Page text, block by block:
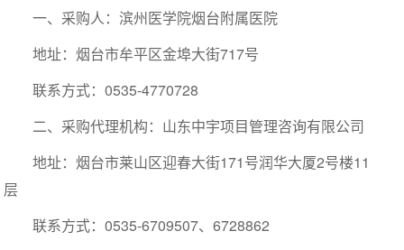
一、采购人：滨州医学院烟台附属医院
地址：烟台市牟平区金埠大街717号
联系方式：0535-4770728
二、采购代理机构：山东中宇项目管理咨询有限公司
地址：烟台市莱山区迎春大街171号润华大厦2号楼11
层
联系方式：0535-6709507、6728862